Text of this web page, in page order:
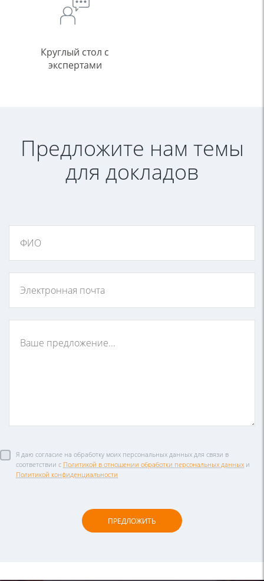
Круглый стол с
экспертами
Предложите нам темы
для докладов
Я даю согласие на обработку моих персональных данных для связи в
соответствии с Политикой в отношении обработки персональных данных и
Политикой конфиденциальности